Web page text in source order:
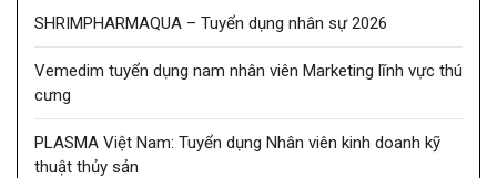
SHRIMPHARMAQUA – Tuyển dụng nhân sự 2026
Vemedim tuyển dụng nam nhân viên Marketing lĩnh vực thú
cưng
PLASMA Việt Nam: Tuyển dụng Nhân viên kinh doanh kỹ
thuật thủy sản